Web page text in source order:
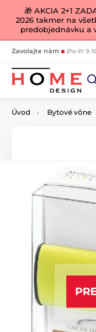
🎁 AKCIA 2+1
2026 takmer na
predobjednávku a
Zavolajte nám (Po-Pi 9-
Úvod Bytové vône